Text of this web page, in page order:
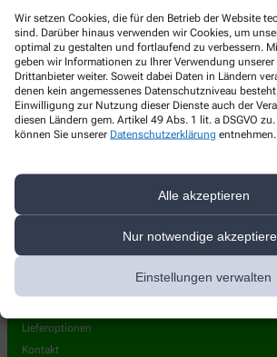
Wir setzen Cookies, die für den Betrieb der Website
sind. Darüber hinaus verwenden wir Cookies, um
optimal zu gestalten und fortlaufend zu verbessern.
geben wir Informationen zu Ihrer Verwendung unserer
Drittanbieter weiter. Soweit dabei Daten in Ländern
denen kein angemessenes Datenschutzniveau
Einwilligung zur Nutzung dieser Dienste auch der
diesen Ländern gem. Artikel 49 Abs. 1 lit. a DSGVO
können Sie unserer Datenschutzerklärung entnehmen.
Alle akzeptieren
Nur notwendige
Einstellungen verwalten
Ahorn-Apotheke
Ernst-Pörner-Straße 4,38855 Wernigerode
+49-3943/2 21 40
+49-3943/50 02 60
ahorn-apo@t-online.de
Lieferoptionen
Kontakt